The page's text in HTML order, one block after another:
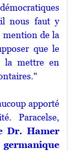
nous faut y
mention de la
que le
la mettre en
apporté
Paracelse,
Dr. Hamer